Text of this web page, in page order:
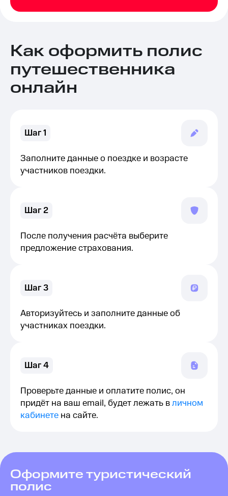
Как оформить полис
путешественника
онлайн
Шаг 1
Заполните данные о поездке и возрасте
участников поездки.
Шаг 2
После получения расчёта выберите
предложение страхования.
Шаг 3
Авторизуйтесь и заполните данные об
участниках поездки.
Шаг 4
Проверьте данные и оплатите полис, он
придёт на ваш email, будет лежать вличном
кабинете на сайте.
Оформите туристический
полис